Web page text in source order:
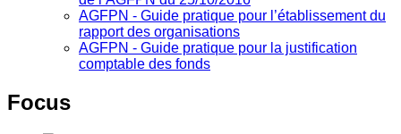
AGFPN ‐ Guide pratique pour l’établissement du
rapport des organisations
AGFPN ‐ Guide pratique pour la justification
comptable des fonds
Focus